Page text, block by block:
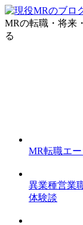
MRの転職・将来
る
MR転職エ
異業種営業
体験談